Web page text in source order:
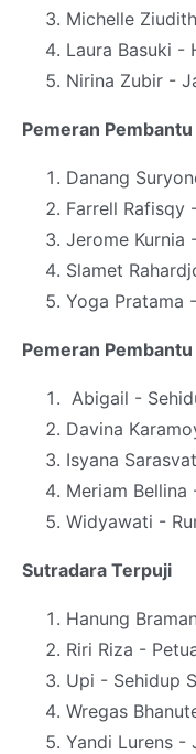
Michelle
Laura Basuki -
Nirina Zubir -
Pemeran
Danang
Farrell Rafisqy
Jerome Kurnia
Slamet
Yoga Pratama
Pemeran
Abigail -
Davina
Isyana
Meriam Bellina
Widyawati -
Sutradara Terpuji
Hanung
Riri Riza -
Upi - Sehidup
Wregas
Yandi Lurens -